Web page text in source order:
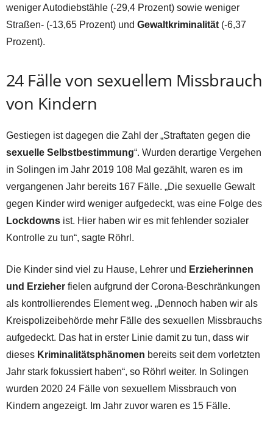
weniger Autodiebstähle (-29,4 Prozent) sowie weniger
Straßen- (-13,65 Prozent) und Gewaltkriminalität (-6,37
Prozent).
24 Fälle von sexuellem Missbrauch
von Kindern
Gestiegen ist dagegen die Zahl der „Straftaten gegen die
sexuelle Selbstbestimmung“. Wurden derartige Vergehen
in Solingen im Jahr 2019 108 Mal gezählt, waren es im
vergangenen Jahr bereits 167 Fälle. „Die sexuelle Gewalt
gegen Kinder wird weniger aufgedeckt, was eine Folge des
Lockdowns ist. Hier haben wir es mit fehlender sozialer
Kontrolle zu tun“, sagte Röhrl.
Die Kinder sind viel zu Hause, Lehrer und Erzieherinnen
und Erzieher fielen aufgrund der Corona-Beschränkungen
als kontrollierendes Element weg. „Dennoch haben wir als
Kreispolizeibehörde mehr Fälle des sexuellen Missbrauchs
aufgedeckt. Das hat in erster Linie damit zu tun, dass wir
dieses Kriminalitätsphänomen bereits seit dem vorletzten
Jahr stark fokussiert haben“, so Röhrl weiter. In Solingen
wurden 2020 24 Fälle von sexuellem Missbrauch von
Kindern angezeigt. Im Jahr zuvor waren es 15 Fälle.